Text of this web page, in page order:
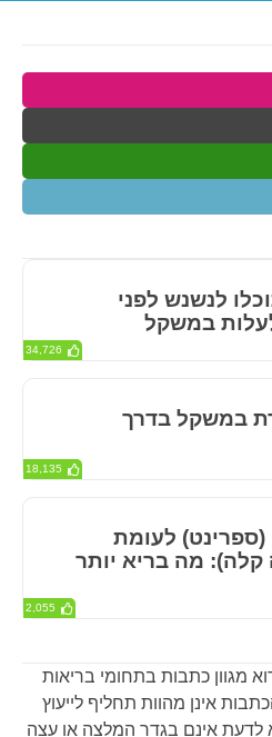
מגוון כתבות בתחומי בריאות
אינן מהוות תחליף לייעוץ
לדעת אינם בגדר המלצה או עצה
לנשנש לפני
במשקל
34,726
במשקל בדרך
18,135
(ספרינט) לעומת
קלה): מה בריא יותר
2,055